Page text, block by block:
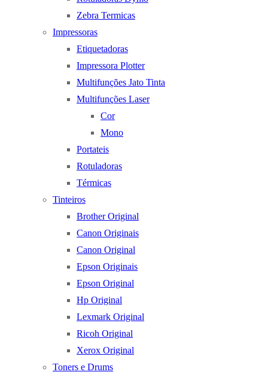
Zebra Termicas
Impressoras
Etiquetadoras
Impressora Plotter
Multifunções Jato Tinta
Multifunções Laser
Cor
Mono
Portateis
Rotuladoras
Térmicas
Tinteiros
Brother Original
Canon Originais
Canon Original
Epson Originais
Epson Original
Hp Original
Lexmark Original
Ricoh Original
Xerox Original
Toners e Drums